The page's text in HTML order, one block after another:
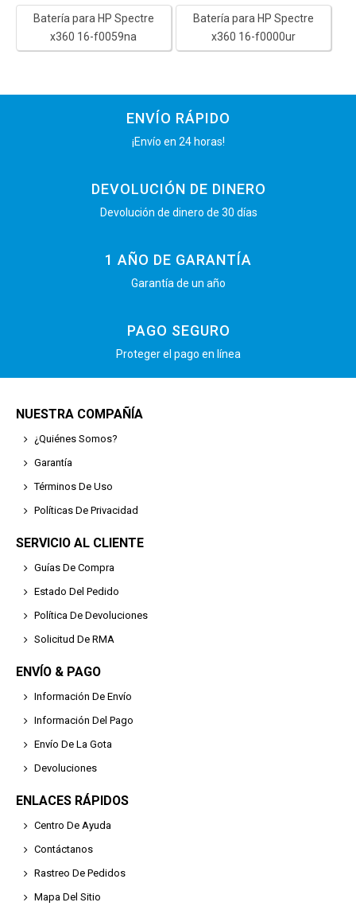
Batería para HP Spectre
x360 16-f0059na
Batería para HP Spectre
x360 16-f0000ur
ENVÍO RÁPIDO
¡Envío en 24 horas!
DEVOLUCIÓN DE DINERO
Devolución de dinero de 30 días
1 AÑO DE GARANTÍA
Garantía de un año
PAGO SEGURO
Proteger el pago en línea
NUESTRA COMPAÑÍA
¿Quiénes Somos?
Garantía
Términos De Uso
Políticas De Privacidad
SERVICIO AL CLIENTE
Guías De Compra
Estado Del Pedido
Política De Devoluciones
Solicitud De RMA
ENVÍO & PAGO
Información De Envío
Información Del Pago
Envío De La Gota
Devoluciones
ENLACES RÁPIDOS
Centro De Ayuda
Contáctanos
Rastreo De Pedidos
Mapa Del Sitio